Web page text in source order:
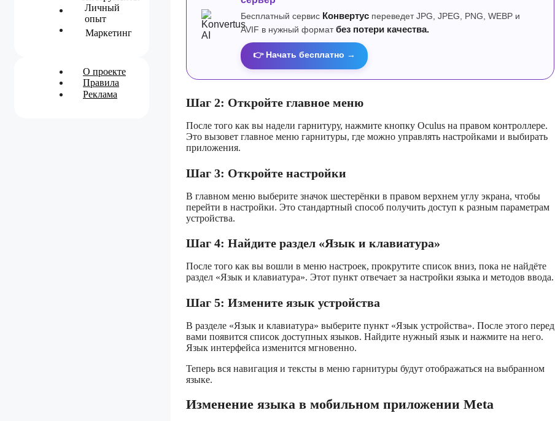
Бесплатный сервис Конвертус переведет JPG, JPEG, PNG, WEBP и
AVIF в нужный формат без потери качества.
👉 Начать бесплатно →
Шаг 2: Откройте главное меню
После того как вы надели гарнитуру, нажмите кнопку Oculus на правом контроллере.
Это вызовет главное меню гарнитуры, где можно управлять настройками и выбирать
приложения.
Шаг 3: Откройте настройки
В главном меню выберите значок шестерёнки в правом верхнем углу экрана, чтобы
перейти в настройки. Это стандартный способ получить доступ к разным параметрам
устройства.
Шаг 4: Найдите раздел «Язык и клавиатура»
После того как вы вошли в меню настроек, прокрутите список вниз, пока не найдёте
раздел «Язык и клавиатура». Этот пункт отвечает за настройки языка и методов ввода.
Шаг 5: Измените язык устройства
В разделе «Язык и клавиатура» выберите пункт «Язык устройства». После этого перед
вами появится список доступных языков. Найдите нужный язык и нажмите на него.
Язык интерфейса изменится мгновенно.
Теперь вся навигация и тексты в меню гарнитуры будут отображаться на выбранном
языке.
Изменение языка в мобильном приложении Meta
Личный
опыт
Маркетинг
О проекте
Правила
Реклама